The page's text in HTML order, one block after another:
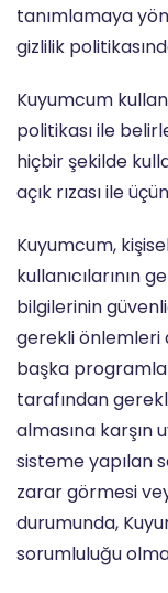
tanımlamaya
gizlilik
Kuyumcum
politikası ile
hiçbir şekilde
açık rızası ile
Kuyumcum,
kullanıcılarının
bilgilerinin
gerekli önlemleri
başka
tarafından
almasına
sisteme yapılan
zarar görmesi
durumunda,
sorumluluğu